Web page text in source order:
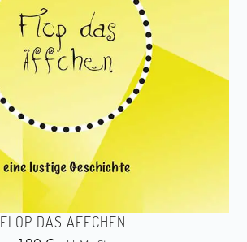
FLOP DAS ÄFFCHEN